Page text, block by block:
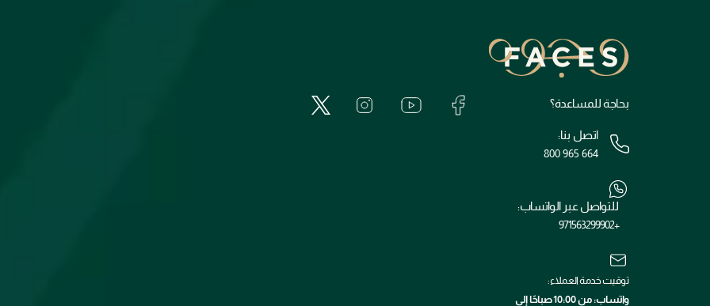
بحاجة للمساعدة؟
اتصل بنا:
800 965 664
للتواصل عبر الواتساب:
+971563299902
توقيت خدمة العملاء:
واتساب: من 10:00 صباحًا إلى